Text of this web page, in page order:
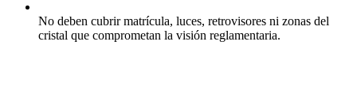
No deben cubrir matrícula, luces, retrovisores ni zonas del
cristal que comprometan la visión reglamentaria.